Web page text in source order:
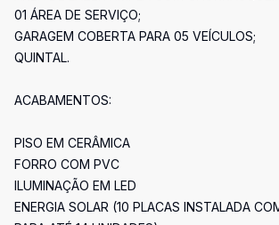
01 ÁREA DE SERVIÇO;
GARAGEM COBERTA PARA 05 VEÍCULOS;
QUINTAL.
ACABAMENTOS:
PISO EM CERÂMICA
FORRO COM PVC
ILUMINAÇÃO EM LED
ENERGIA SOLAR (10 PLACAS INSTALADA